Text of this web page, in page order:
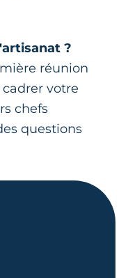
?
réunion
votre
chefs
questions